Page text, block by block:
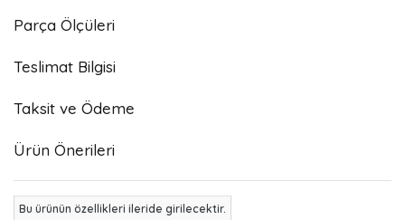
Parça Ölçüleri
Teslimat Bilgisi
Taksit ve Ödeme
Ürün Önerileri
Bu ürünün özellikleri ileride girilecektir.